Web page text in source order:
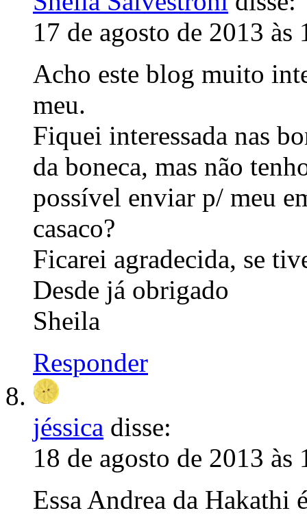
17 de agosto de 2013 às
Acho este blog muito
meu.
Fiquei interessada nas
da boneca, mas não
possível enviar p/ meu
casaco?
Ficarei agradecida, se
Desde já obrigado
Sheila
Responder
jéssica disse:
18 de agosto de 2013 às
Essa Andrea da Hakathi